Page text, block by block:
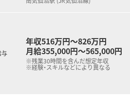
年収516万円～826万円
月給355,000円～565,000円
※残業30時間を含んだ想定年収
※経験・スキルなどにより異なる